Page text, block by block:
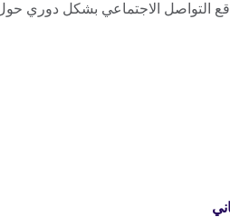
التواصل الاجتماعي بشكل دوري